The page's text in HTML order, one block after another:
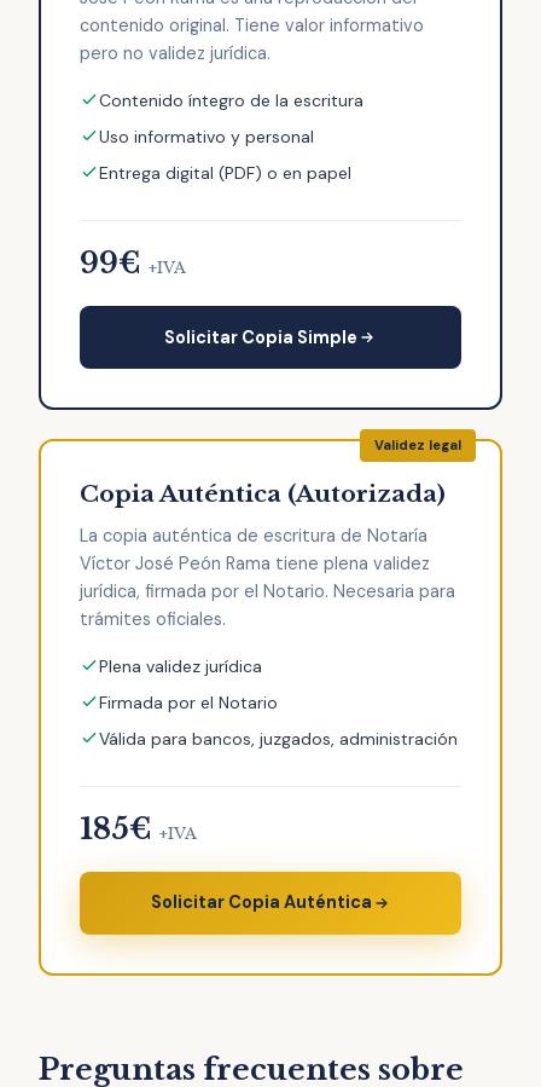
contenido original. Tiene valor informativo
pero no validez jurídica.
Contenido íntegro de la escritura
Uso informativo y personal
Entrega digital (PDF) o en papel
99€ +IVA
Solicitar Copia Simple
Copia Auténtica (Autorizada)
La copia auténtica de escritura de Notaría
Víctor José Peón Rama tiene plena validez
jurídica, firmada por el Notario. Necesaria para
trámites oficiales.
Plena validez jurídica
Firmada por el Notario
Válida para bancos, juzgados, administración
185€ +IVA
Solicitar Copia Auténtica
Preguntas frecuentes sobre